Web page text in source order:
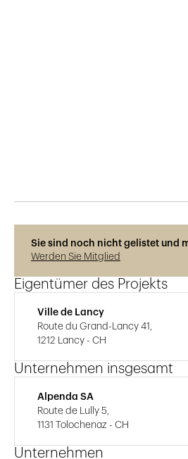
Sie sind noch nicht gelistet und
Werden Sie Mitglied
Eigentümer des Projekts
Ville de Lancy
Route du Grand-Lancy 41,
1212 Lancy - CH
Unternehmen insgesamt
Alpenda SA
Route de Lully 5,
1131 Tolochenaz - CH
Unternehmen